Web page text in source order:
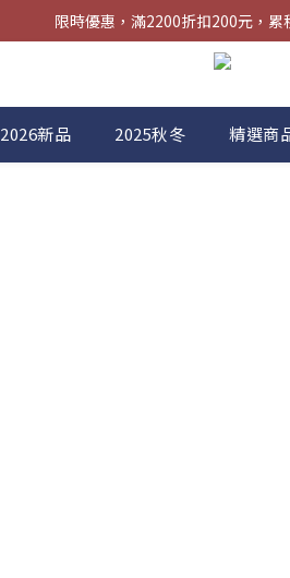
限時優惠，滿2200折扣200元，累
限時優惠，滿2200折扣200元，累
任選兩件免運費
新註冊會員，再贈送50元
限時優惠，滿2200折扣200元，累
2026新品 2025秋冬 精選商